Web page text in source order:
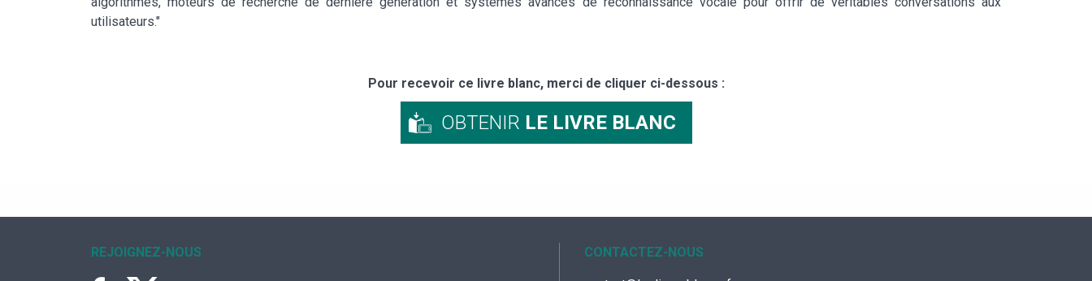
utilisateurs."
Pour recevoir ce livre blanc, merci de cliquer ci-dessous :
OBTENIR LE LIVRE BLANC
REJOIGNEZ-NOUS CONTACTEZ-NOUS